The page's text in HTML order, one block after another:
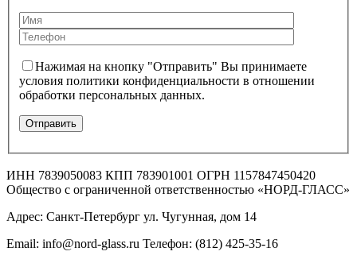
Нажимая на кнопку "Отправить" Вы принимаете
условия политики конфиденциальности в отношении
обработки персональных данных.
ИНН 7839050083 КПП 783901001 ОГРН 1157847450420
Общество с ограниченной ответственностью «НОРД-ГЛАСС»
Адрес: Санкт-Петербург ул. Чугунная, дом 14
Email: info@nord-glass.ru Телефон: (812) 425-35-16